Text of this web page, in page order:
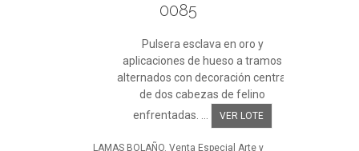
0085
Pulsera esclava en oro y
aplicaciones de hueso a tramos
alternados con decoración central
de dos cabezas de felino
enfrentadas. ...
VER LOTE
LAMAS BOLAÑO. Venta Especial Arte y